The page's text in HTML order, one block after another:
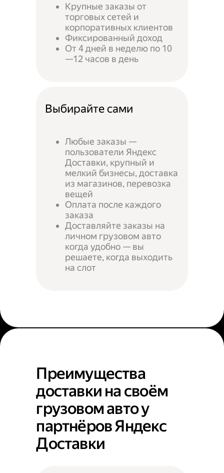
Крупные заказы от
торговых сетей и
корпоративных клиентов
Фиксированный доход
От 4 дней в неделю по 10
—12 часов в день
Выбирайте сами
Любые заказы —
пользователи Яндекс
Доставки, крупный и
мелкий бизнесы, доставка
из магазинов, перевозка
вещей
Оплата после каждого
заказа
Доставляйте заказы на
личном грузовом авто
когда удобно — вы
решаете, когда выходить
на слот
Преимущества
доставки на своём
грузовом авто у
партнёров Яндекс
Доставки